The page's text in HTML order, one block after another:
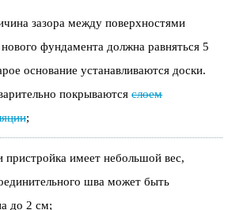
зазора между поверхностями
фундамента должна равняться 5
основание устанавливаются доски.
покрываютсяслоем
;
пристройка имеет небольшой вес,
шва может быть
до 2 см;